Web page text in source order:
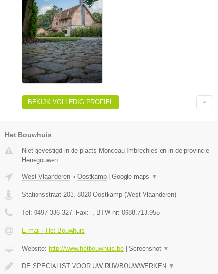
BEKIJK VOLLEDIG PROFIEL
Het Bouwhuis
Niet gevestigd in de plaats Monceau Imbrechies en in de provincie
Henegouwen.
West-Vlaanderen » Oostkamp Google maps ▼
Stationsstraat 203 8020 Oostkamp (West-Vlaanderen)
Tel: 0497 386 327 , Fax: - , BTW-nr: 0688.713.955
E-mail › Het Bouwhuis
Website: http://www.hetbouwhuis.be Screenshot ▼
DE SPECIALIST VOOR UW RUWBOUWWERKEN ▼